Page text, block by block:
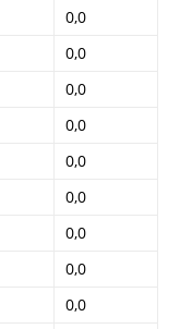
0,0
0,0
0,0
0,0
0,0
0,0
0,0
0,0
0,0